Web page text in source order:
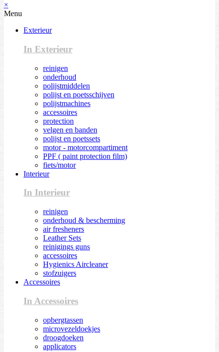
×
Menu
Exterieur
In Exterieur
reinigen
onderhoud
polijstmiddelen
polijst en poetsschijven
polijstmachines
accessoires
protection
velgen en banden
polijst en poetssets
motor - motorcompartiment
PPF ( paint protection film)
fiets/motor
Interieur
In Interieur
reinigen
onderhoud & bescherming
air fresheners
Leather Sets
reinigings guns
accessoires
Hygienics Aircleaner
stofzuigers
Accessoires
In Accessoires
opbergtassen
microvezeldoekjes
droogdoeken
applicators